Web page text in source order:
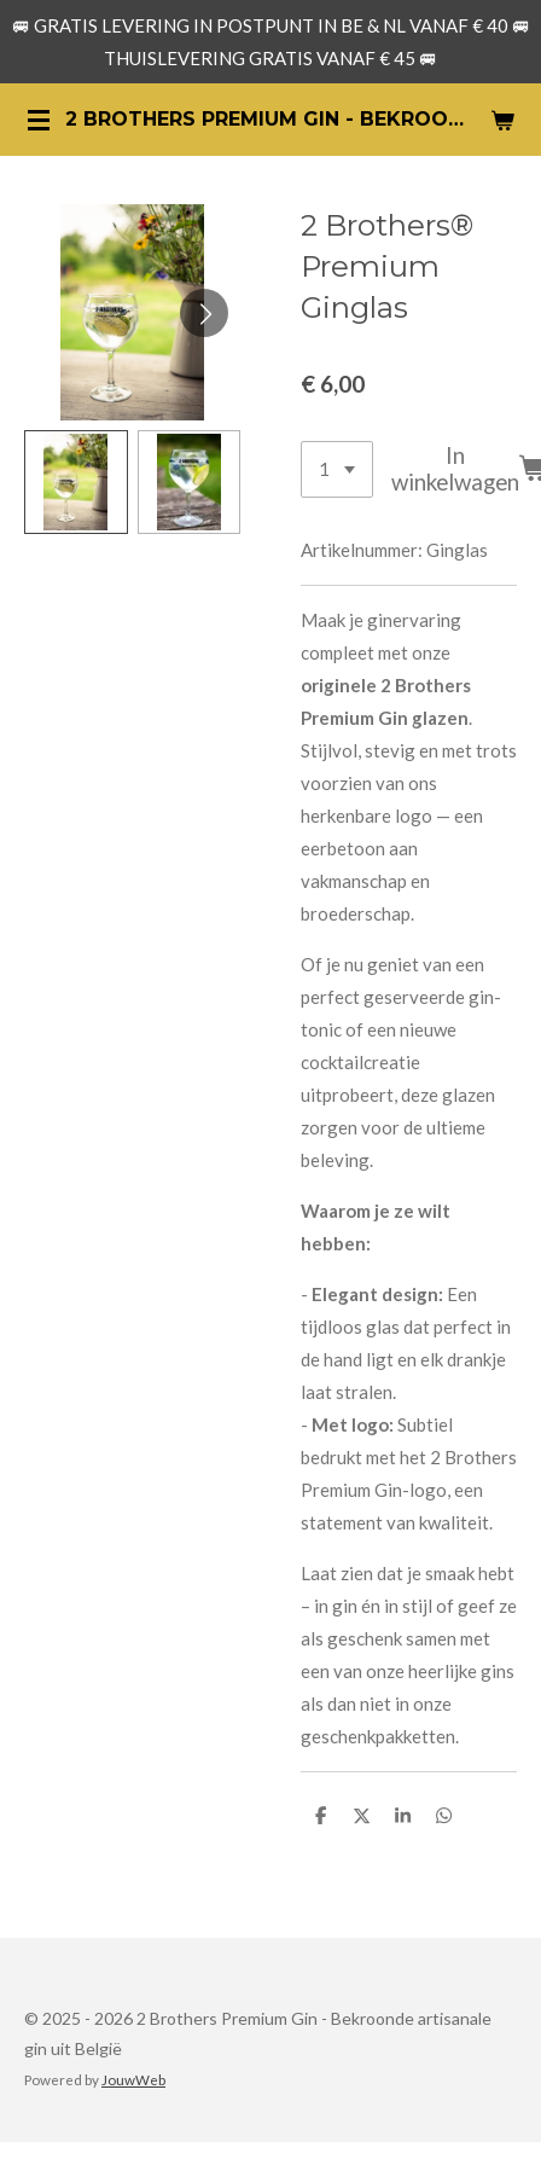
Ga
de
hoofdinhoud
2 BROTHERS PREMIUM GIN - BEKROONDE ARTISANALE GIN UIT BELGIË
🚐 GRATIS LEVERING IN POSTPUNT IN BE & NL VANAF € 40 🚐
THUISLEVERING GRATIS VANAF € 45 🚐
2 Brothers®
Premium
Ginglas
€ 6,00
In
winkelwagen
Artikelnummer: Ginglas
Maak je ginervaring
compleet met onze
originele 2 Brothers
Premium Gin glazen.
Stijlvol, stevig en met trots
voorzien van ons
herkenbare logo — een
eerbetoon aan
vakmanschap en
broederschap.
Of je nu geniet van een
perfect geserveerde gin-
tonic of een nieuwe
cocktailcreatie
uitprobeert, deze glazen
zorgen voor de ultieme
beleving.
Waarom je ze wilt
hebben:
- Elegant design: Een
tijdloos glas dat perfect in
de hand ligt en elk drankje
laat stralen.
- Met logo: Subtiel
bedrukt met het 2 Brothers
Premium Gin-logo, een
statement van kwaliteit.
Laat zien dat je smaak hebt
– in gin én in stijl of geef ze
als geschenk samen met
een van onze heerlijke gins
als dan niet in onze
geschenkpakketten.
D
D
S
D
© 2025 - 2026 2 Brothers Premium Gin - Bekroonde artisanale
gin uit België
Powered by JouwWeb